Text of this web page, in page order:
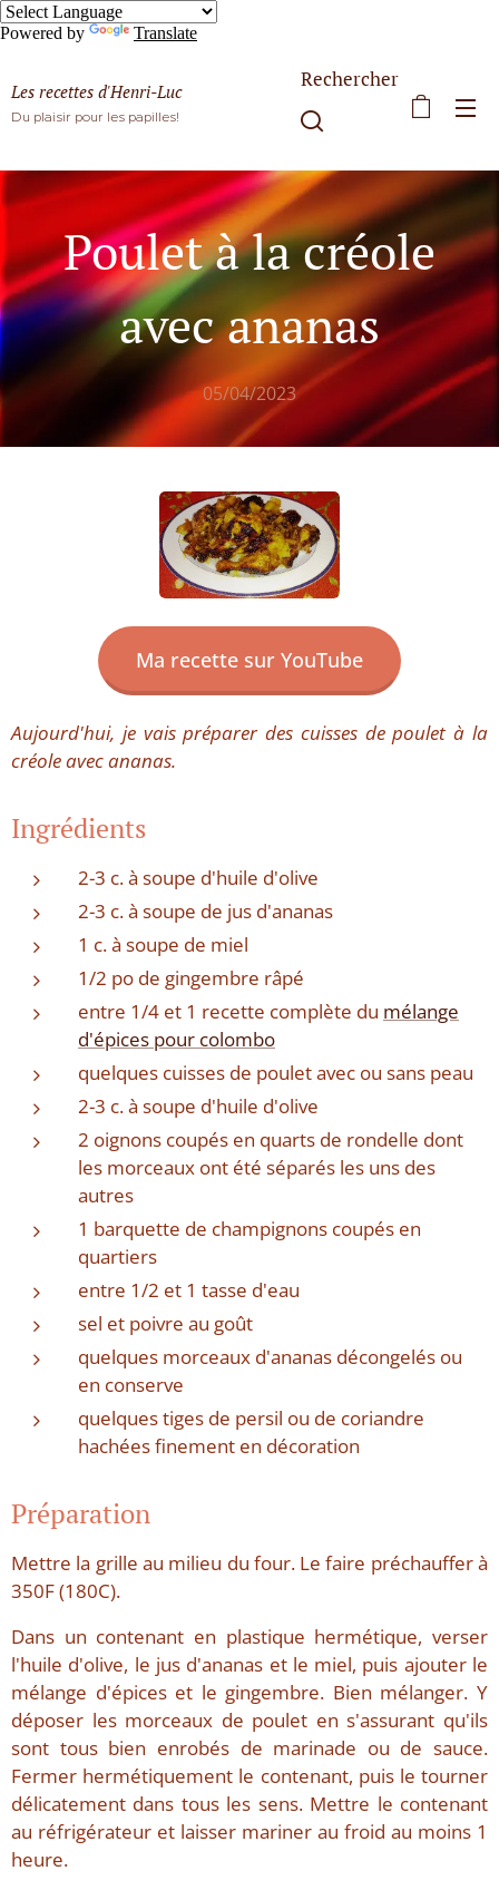
Powered by Translate
Les recettes d'Henri-Luc
Du plaisir pour les papilles!
Rechercher
Poulet à la créole
avec ananas
05/04/2023
Ma recette sur YouTube
Aujourd'hui, je vais préparer des cuisses de poulet à la
créole avec ananas.
Ingrédients
2-3 c. à soupe d'huile d'olive
2-3 c. à soupe de jus d'ananas
1 c. à soupe de miel
1/2 po de gingembre râpé
entre 1/4 et 1 recette complète du mélange
d'épices pour colombo
quelques cuisses de poulet avec ou sans peau
2-3 c. à soupe d'huile d'olive
2 oignons coupés en quarts de rondelle dont
les morceaux ont été séparés les uns des
autres
1 barquette de champignons coupés en
quartiers
entre 1/2 et 1 tasse d'eau
sel et poivre au goût
quelques morceaux d'ananas décongelés ou
en conserve
quelques tiges de persil ou de coriandre
hachées finement en décoration
Préparation
Mettre la grille au milieu du four. Le faire préchauffer à
350F (180C).
Dans un contenant en plastique hermétique, verser
l'huile d'olive, le jus d'ananas et le miel, puis ajouter le
mélange d'épices et le gingembre. Bien mélanger. Y
déposer les morceaux de poulet en s'assurant qu'ils
sont tous bien enrobés de marinade ou de sauce.
Fermer hermétiquement le contenant, puis le tourner
délicatement dans tous les sens. Mettre le contenant
au réfrigérateur et laisser mariner au froid au moins 1
heure.